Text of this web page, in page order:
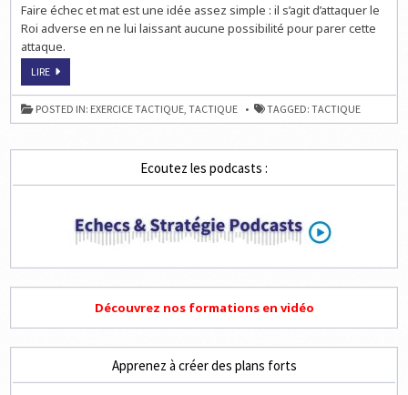
3
ÉCHECS
ET
4
COUPS
Faire échec et mat est une idée assez simple : il s’agit d’attaquer le
Roi adverse en ne lui laissant aucune possibilité pour parer cette
attaque.
LIRETROUVEZ
ÉCHECS
ET
MAT
EN
3
POSTED IN: EXERCICE TACTIQUE ,TACTIQUE TAGGED:TACTIQUE
Ecoutez les podcasts :
Découvrez nos formations en vidéo
Apprenez à créer des plans forts